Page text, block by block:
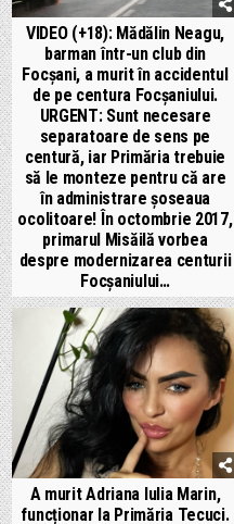
VIDEO (+18): Mădălin Neagu,
barman într-un club din
Focșani, a murit în accidentul
de pe centura Focșaniului.
URGENT: Sunt necesare
separatoare de sens pe
centură, iar Primăria trebuie
să le monteze pentru că are
în administrare șoseaua
ocolitoare! În octombrie 2017,
primarul Misăilă vorbea
despre modernizarea centurii
Focșaniului…
A murit Adriana Iulia Marin,
funcționar la Primăria Tecuci.